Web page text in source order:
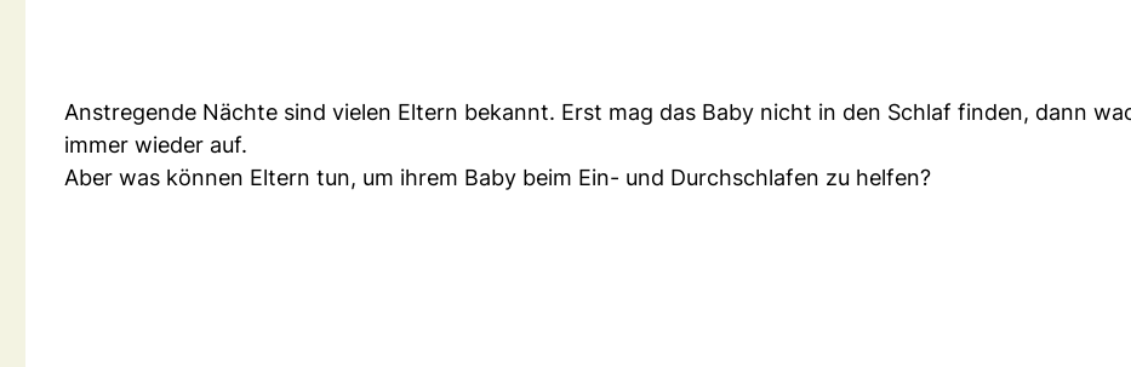
Anstregende Nächte sind vielen Eltern bekannt. Erst mag das Baby nicht in den Schlaf finden, dann
immer wieder auf.
Aber was können Eltern tun, um ihrem Baby beim Ein- und Durchschlafen zu helfen?